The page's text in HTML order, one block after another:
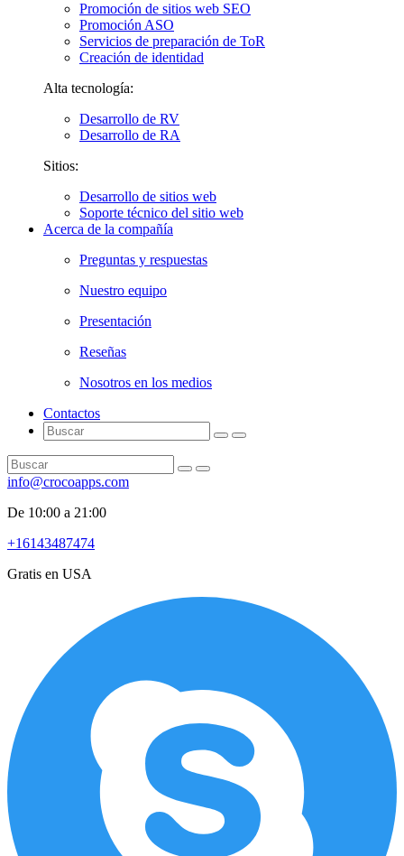
Promoción de sitios web SEO
Promoción ASO
Servicios de preparación de ToR
Creación de identidad
Alta tecnología:
Desarrollo de RV
Desarrollo de RA
Sitios:
Desarrollo de sitios web
Soporte técnico del sitio web
Acerca de la compañía
Preguntas y respuestas
Nuestro equipo
Presentación
Reseñas
Nosotros en los medios
Contactos
info@crocoapps.com
De 10:00 a 21:00
+16143487474
Gratis en USA